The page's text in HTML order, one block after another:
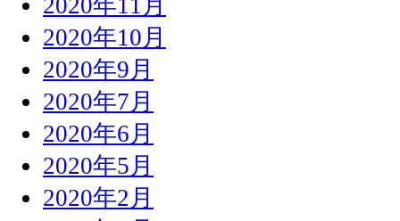
2020年10月
2020年9月
2020年7月
2020年6月
2020年5月
2020年2月